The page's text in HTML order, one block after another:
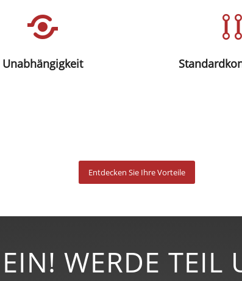
Unabhängigkeit
bedeutet. Viele Entwickler
sich deshalb, fremden
aber so sauber geschrieben
Regeln und
von der
wichtigsten dieser
Entdecken Sie Ihre Vorteile
WERDE TEIL